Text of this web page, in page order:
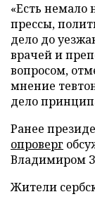
«Есть немало
прессы,
дело до
врачей и
вопросом,
мнение
дело
Ранее
опроверг
Владимиром
Жители